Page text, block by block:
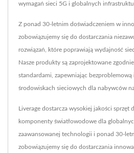
wymagań sieci 5G i globalnych
Z ponad 30-letnim doświadczeniem w
zobowiązujemy się do dostarczania
rozwiązań, które poprawiają wydajność
Nasze produkty są zaprojektowane
standardami, zapewniając bezproblemową
środowiskach sieciowych dla nabywców na
Liverage dostarcza wysokiej jakości
komponenty światłowodowe dla
zaawansowanej technologii i ponad 30-
zobowiązujemy się do dostarczania